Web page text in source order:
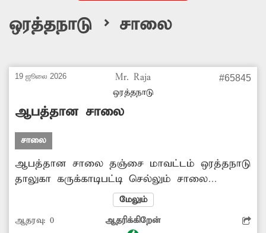
ஒரத்தநாடு > சாலை
19 ஜூலை 2026
Mr. Raja
ஒரத்தநாடு
#65845
ஆபத்தான சாலை
சாலை
ஆபத்தான சாலை தஞ்சை மாவட்டம் ஒரத்தநாடு
தாலுகா கருக்காடிபட்டி செல்லும் சாலை
வெள்ளாளம்மன் கோவில் அருகே உள்ள
பாலத்தில் சாலை குண்டும், குழியுமாக
ஆபத்தான நிலையில் காட்சியளிக்கிறது.
மேலும்
ஆதரவு: 0 ஆதரிக்கிறேன்